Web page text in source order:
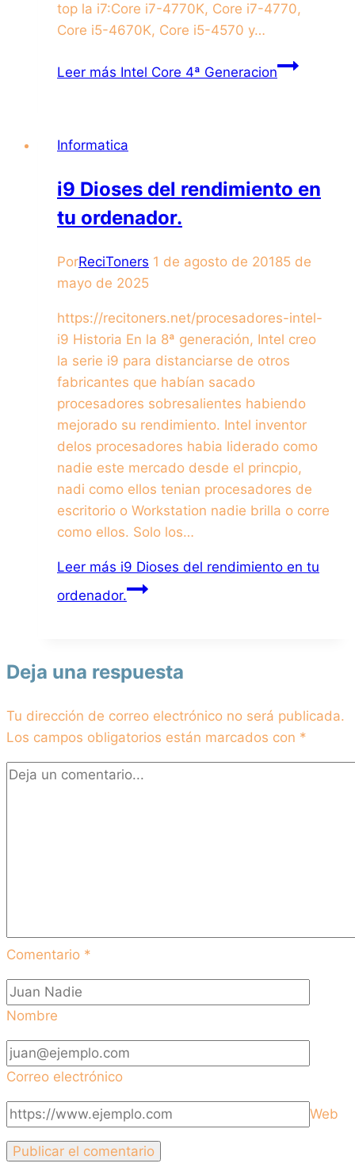
top la i7:Core i7-4770K, Core i7-4770,
Core i5-4670K, Core i5-4570 y…
Leer más Intel Core 4ª Generacion
Informatica
i9 Dioses del rendimiento en
tu ordenador.
PorReciToners 1 de agosto de 20185 de
mayo de 2025
https://recitoners.net/procesadores-intel-
i9 Historia En la 8ª generación, Intel creo
la serie i9 para distanciarse de otros
fabricantes que habían sacado
procesadores sobresalientes habiendo
mejorado su rendimiento. Intel inventor
delos procesadores habia liderado como
nadie este mercado desde el princpio,
nadi como ellos tenian procesadores de
escritorio o Workstation nadie brilla o corre
como ellos. Solo los…
Leer más i9 Dioses del rendimiento en tu
ordenador.
Deja una respuesta
Tu dirección de correo electrónico no será publicada.
Los campos obligatorios están marcados con *
Comentario *
Nombre
Correo electrónico
Web